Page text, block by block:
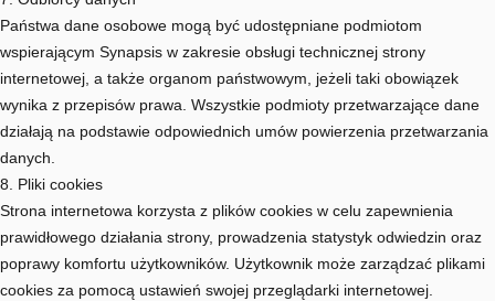
Państwa dane osobowe mogą być udostępniane podmiotom
wspierającym Synapsis w zakresie obsługi technicznej strony
internetowej, a także organom państwowym, jeżeli taki obowiązek
wynika z przepisów prawa. Wszystkie podmioty przetwarzające dane
działają na podstawie odpowiednich umów powierzenia przetwarzania
danych.
8. Pliki cookies
Strona internetowa korzysta z plików cookies w celu zapewnienia
prawidłowego działania strony, prowadzenia statystyk odwiedzin oraz
poprawy komfortu użytkowników. Użytkownik może zarządzać plikami
cookies za pomocą ustawień swojej przeglądarki internetowej.